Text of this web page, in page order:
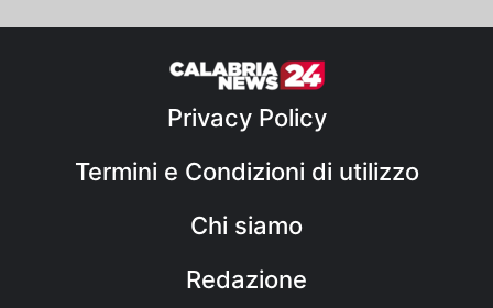
Privacy Policy
Termini e Condizioni di utilizzo
Chi siamo
Redazione